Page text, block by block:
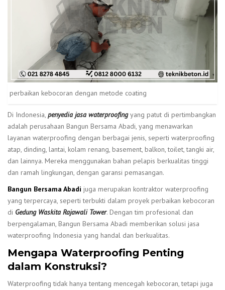
perbaikan kebocoran dengan metode coating
Di Indonesia, penyedia jasa waterproofingyang patut di pertimbangkan
adalah perusahaan Bangun Bersama Abadi, yang menawarkan
layanan waterproofing dengan berbagai jenis, seperti waterproofing
atap, dinding, lantai, kolam renang, basement, balkon, toilet, tangki air,
dan lainnya. Mereka menggunakan bahan pelapis berkualitas tinggi
dan ramah lingkungan, dengan garansi pemasangan.
Bangun Bersama Abadi juga merupakan kontraktor waterproofing
yang terpercaya, seperti terbukti dalam proyek perbaikan kebocoran
di Gedung Waskita Rajawali Tower. Dengan tim profesional dan
berpengalaman, Bangun Bersama Abadi memberikan solusi jasa
waterproofing Indonesia yang handal dan berkualitas.
Mengapa Waterproofing Penting
dalam Konstruksi?
Waterproofing tidak hanya tentang mencegah kebocoran, tetapi juga